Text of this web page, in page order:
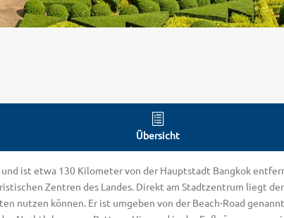
Übersicht
ist etwa 130 Kilometer von der Hauptstadt Bangkok
Zentren des Landes. Direkt am Stadtzentrum liegt
nutzen können. Er ist umgeben von der Beach-Road